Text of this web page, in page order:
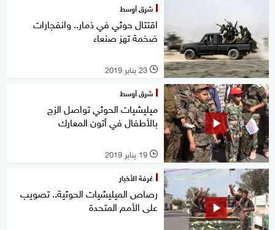
شرق أوسط
اقتتال حوثي في ذمار.. وانفجارات
ضخمة تهز صنعاء
l 23 يناير 2019
شرق أوسط
ميليشيات الحوثي تواصل الزج
بالأطفال في أتون المعارك
l 19 يناير 2019
غرفة الأخبار
رصاص الميليشيات الحوثية.. تصويب
على الأمم المتحدة